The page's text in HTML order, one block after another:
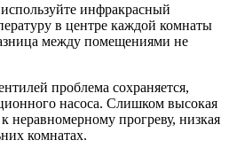
инфракрасный
в центре каждой комнаты
между помещениями не
проблема сохраняется,
насоса. Слишком высокая
неравномерному прогреву, низкая
комнатах.